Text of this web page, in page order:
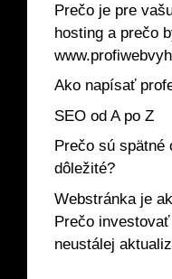
Prečo je pre
hosting a prečo
Ako napísať
SEO od A po Z
Prečo sú spätné
dôležité?
Webstránka je
Prečo
neustálej